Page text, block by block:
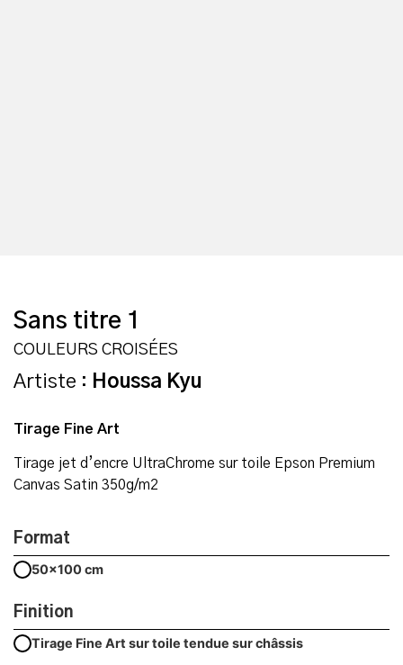
Sans titre 1
COULEURS CROISÉES
Artiste : Houssa Kyu
Tirage Fine Art
Tirage jet d’encre UltraChrome sur toile Epson Premium
Canvas Satin 350g/m2
Format
50x100 cm
Finition
Tirage Fine Art sur toile tendue sur châssis